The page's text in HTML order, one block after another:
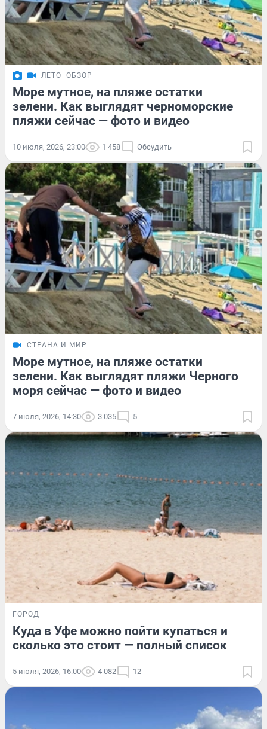
ЛЕТО ОБЗОР
Море мутное, на пляже остатки
зелени. Как выглядят черноморские
пляжи сейчас — фото и видео
10 июля, 2026, 23:00 1 458 Обсудить
СТРАНА И МИР
Море мутное, на пляже остатки
зелени. Как выглядят пляжи Черного
моря сейчас — фото и видео
7 июля, 2026, 14:30 3 035 5
ГОРОД
Куда в Уфе можно пойти купаться и
сколько это стоит — полный список
5 июля, 2026, 16:00 4 082 12